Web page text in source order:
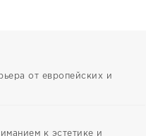
от европейских и
к эстетике и